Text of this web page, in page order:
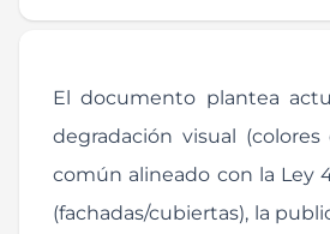
El documento plantea
degradación visual
común alineado con la Ley
(fachadas/cubiertas), la